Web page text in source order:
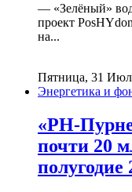
— «Зелёный»
проект
на...
Пятница, 31
Энергетика и
«РН-
почти 20
полугодие